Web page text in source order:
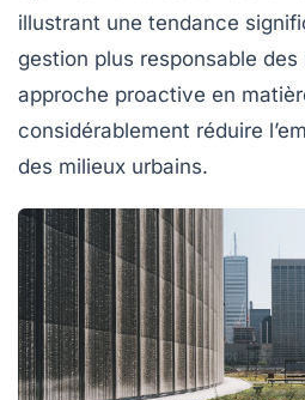
illustrant une tendance
gestion plus responsable
approche proactive en
considérablement réduire
des milieux urbains.